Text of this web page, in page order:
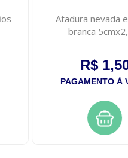
Atadura nevada
branca
R$
PAGAMENTO À